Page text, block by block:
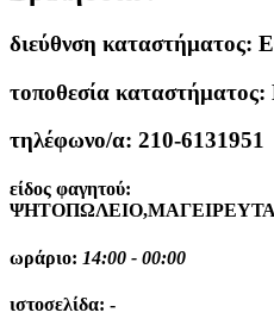
διεύθνση καταστήματος:
τοποθεσία καταστήματος:
τηλέφωνο/α: 210-6131951
είδος φαγητού:
ωράριο: 14:00 - 00:00
ιστοσελίδα: -